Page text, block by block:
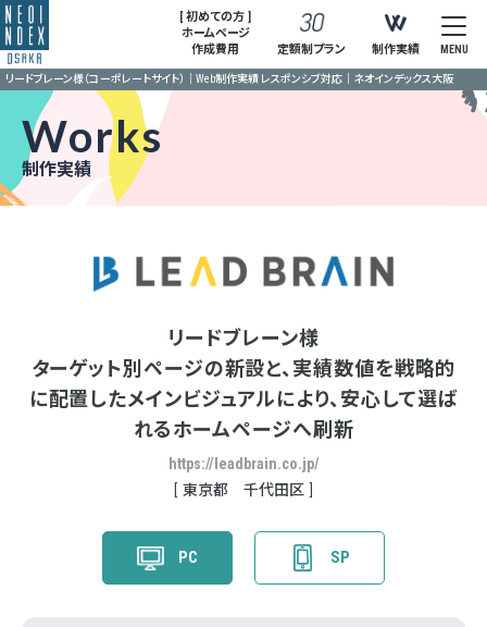
[ 初めての方 ]
ホームページ
作成費用
定額制プラン 制作実績 MENU
リードブレーン様（コーポレートサイト）｜Web制作実績 レスポンシブ対応｜ネオインデックス大阪
Works
制作実績
リードブレーン様
ターゲット別ページの新設と、実績数値を戦略的
に配置したメインビジュアルにより、安心して選ば
れるホームページへ刷新
https://leadbrain.co.jp/
東京都 千代田区
PC SP